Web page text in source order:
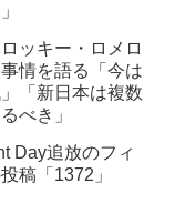
ッキー・ロメロ
情を語る「今は
「新日本は複数
べき」
Day追放のフィ
稿「1372」